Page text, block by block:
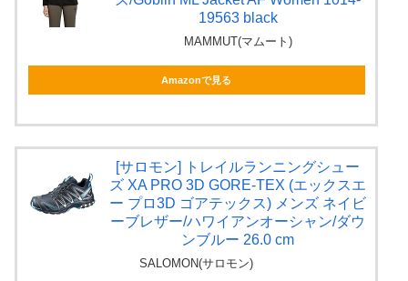
19563 black
MAMMUT(マムート)
Amazonで見る
[サロモン] トレイルランニングシュー
ズ XA PRO 3D GORE-TEX (エックスエ
ー プロ3D ゴアテックス) メンズ ネイビ
ーブレザー/ハワイアンオーシャン/ダウ
ンブルー 26.0 cm
SALOMON(サロモン)